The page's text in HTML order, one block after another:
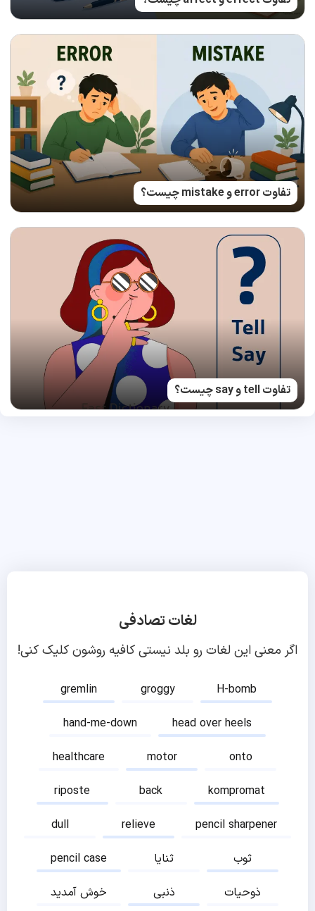
تفاوت error و mistake چیست؟
تفاوت tell و say چیست؟
لغات تصادفی
اگر معنی این لغات رو بلد نیستی کافیه روشون کلیک کنی!
gremlin groggy
H-bomb
hand-me-down
head over heels
healthcare
motor
onto
riposte
back
kompromat
dull
relieve
pencil sharpener
pencil case
ثنایا
ثوب
خوش آمدید
ذنبی
ذوحیات